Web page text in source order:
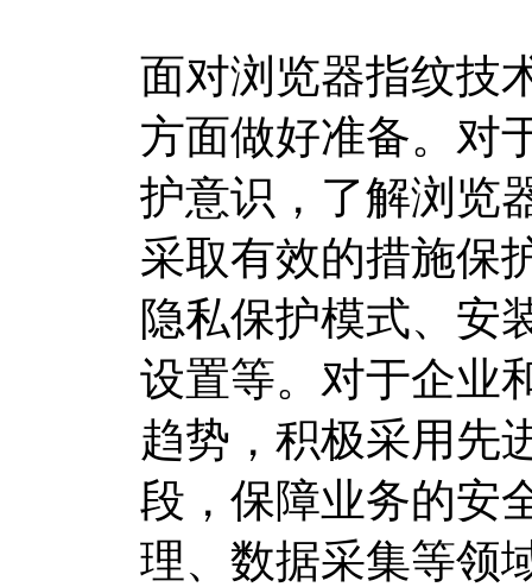
面对浏览器指纹技
方面做好准备。对
护意识，了解浏览
采取有效的措施保
隐私保护模式、安
设置等。对于企业
趋势，积极采用先
段，保障业务的安
理、数据采集等领